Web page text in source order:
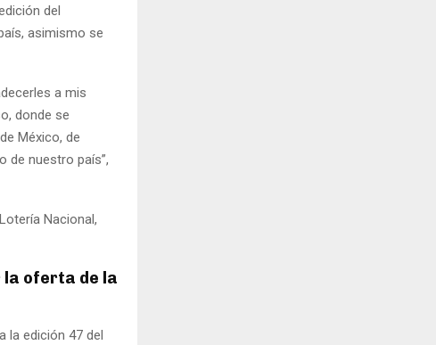
del
asimismo se
a mis
donde se
México, de
de nuestro país”,
Nacional,
oferta de la
la edición 47 del